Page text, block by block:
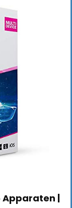
Apparaten |